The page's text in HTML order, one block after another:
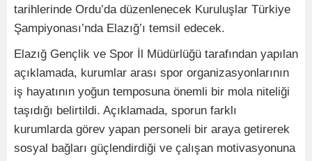
tarihlerinde Ordu’da düzenlenecek Kuruluşlar Türkiye
Şampiyonası’nda Elazığ’ı temsil edecek.
Elazığ Gençlik ve Spor İl Müdürlüğü tarafından yapılan
açıklamada, kurumlar arası spor organizasyonlarının
iş hayatının yoğun temposuna önemli bir mola niteliği
taşıdığı belirtildi. Açıklamada, sporun farklı
kurumlarda görev yapan personeli bir araya getirerek
sosyal bağları güçlendirdiği ve çalışan motivasyonuna